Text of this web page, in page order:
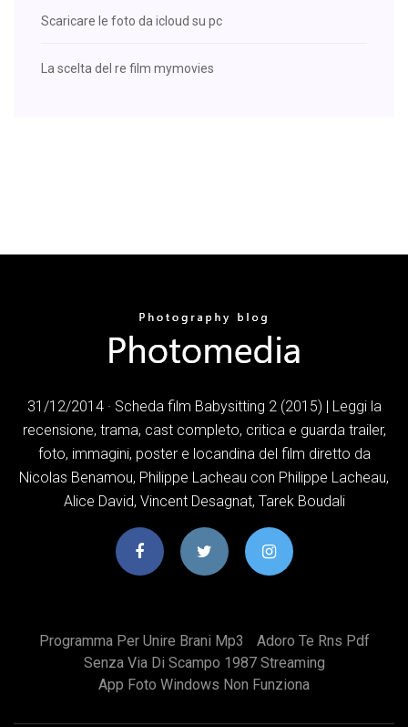
Scaricare le foto da icloud su pc
La scelta del re film mymovies
31/12/2014 · Scheda film Babysitting 2 (2015) | Leggi la
recensione, trama, cast completo, critica e guarda trailer,
foto, immagini, poster e locandina del film diretto da
Nicolas Benamou, Philippe Lacheau con Philippe Lacheau,
Alice David, Vincent Desagnat, Tarek Boudali
Programma Per Unire Brani Mp3
Adoro Te Rns Pdf
Senza Via Di Scampo 1987 Streaming
App Foto Windows Non Funziona